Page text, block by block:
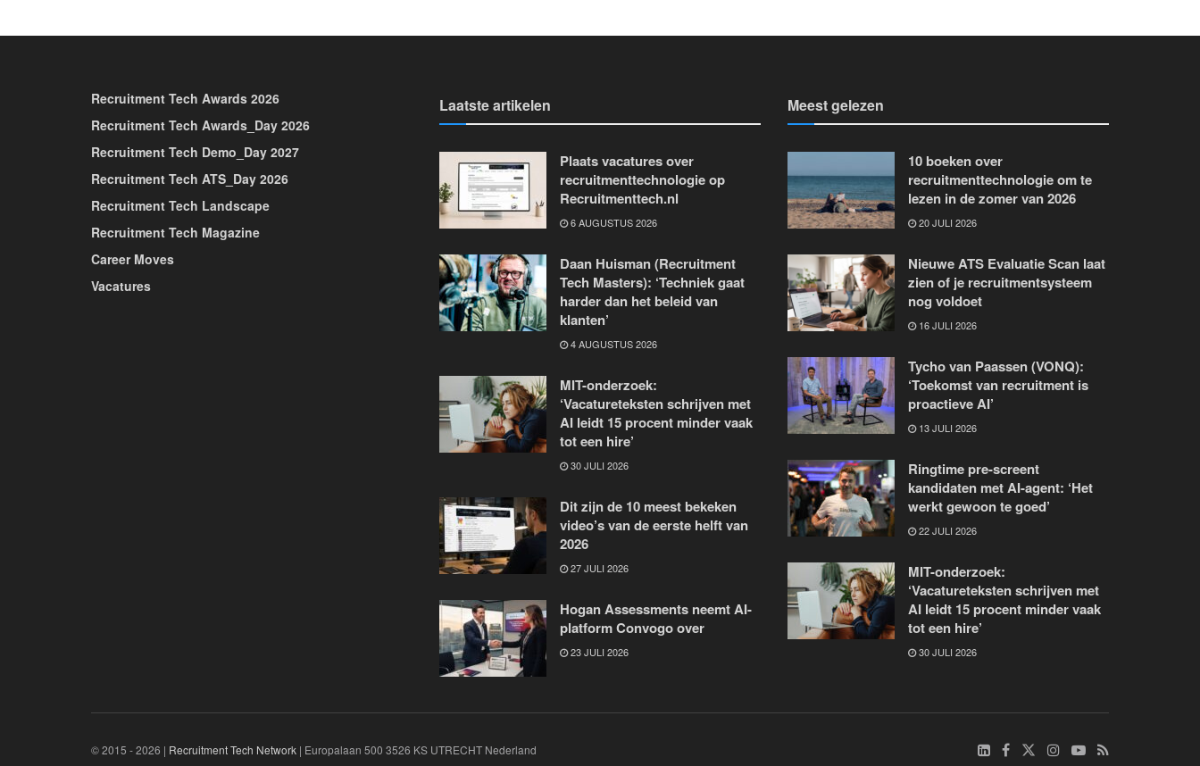
Recruitment Tech Awards 2026
Recruitment Tech Awards_Day 2026
Recruitment Tech Demo_Day 2027
Recruitment Tech ATS_Day 2026
Recruitment Tech Landscape
Recruitment Tech Magazine
Career Moves
Vacatures
Laatste artikelen
Plaats vacatures over
recruitmenttechnologie op
Recruitmenttech.nl
6 AUGUSTUS 2026
Daan Huisman (Recruitment
Tech Masters): ‘Techniek gaat
harder dan het beleid van
klanten’
4 AUGUSTUS 2026
MIT-onderzoek:
‘Vacatureteksten schrijven met
AI leidt 15 procent minder vaak
tot een hire’
30 JULI 2026
Dit zijn de 10 meest bekeken
video’s van de eerste helft van
2026
27 JULI 2026
Hogan Assessments neemt AI-
platform Convogo over
23 JULI 2026
Meest gelezen
10 boeken over
recruitmenttechnologie om te
lezen in de zomer van 2026
20 JULI 2026
Nieuwe ATS Evaluatie Scan laat
zien of je recruitmentsysteem
nog voldoet
16 JULI 2026
Tycho van Paassen (VONQ):
‘Toekomst van recruitment is
proactieve AI’
13 JULI 2026
Ringtime pre-screent
kandidaten met AI-agent: ‘Het
werkt gewoon te goed’
22 JULI 2026
MIT-onderzoek:
‘Vacatureteksten schrijven met
AI leidt 15 procent minder vaak
tot een hire’
30 JULI 2026
© 2015 - 2026 | Recruitment Tech Network | Europalaan 500 3526 KS UTRECHT Nederland